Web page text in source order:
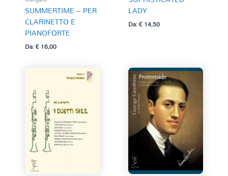
SUMMERTIME – PER
CLARINETTO E
PIANOFORTE
Da:€16,00
LADY
Da:€14,50